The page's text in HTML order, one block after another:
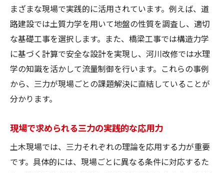
まざまな現場で実践的に活用されています。例えば、道
路建設では土質力学を用いて地盤の性質を調査し、適切
な基礎工事を選択します。また、橋梁工事では構造力学
に基づく計算で安全な設計を実現し、河川改修では水理
学の知識を活かして流量制御を行います。これらの事例
から、三力が現場ごとの課題解決に直結していることが
分かります。
現場で求められる三力の実践的な応用力
土木現場では、三力それぞれの理論を応用する力が重要
です。具体的には、現場ごとに異なる条件に対応するた